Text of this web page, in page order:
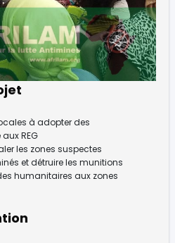
à adopter des
REG
les zones suspectes
et détruire les munitions
humanitaires aux zones